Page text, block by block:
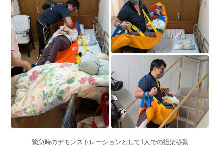
緊急時のデモンストレーションとして1人での担架移動